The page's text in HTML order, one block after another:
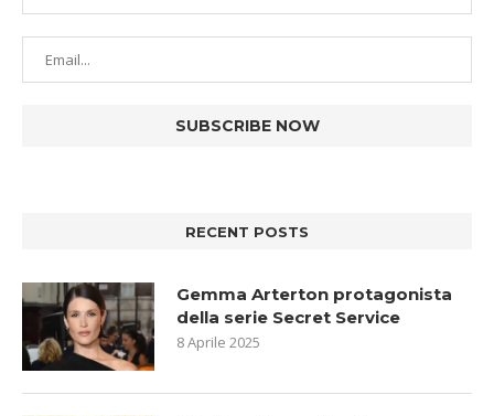
RECENT POSTS
Gemma Arterton protagonista
della serie Secret Service
8 Aprile 2025